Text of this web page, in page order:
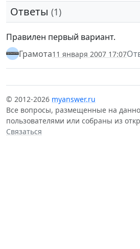
Ответы (1)
Правилен первый вариант.
Грамота11 января 2007 17:07
© 2012-2026 myanswer.ru
Все вопросы, размещенные на
пользователями или собраны из
Связаться